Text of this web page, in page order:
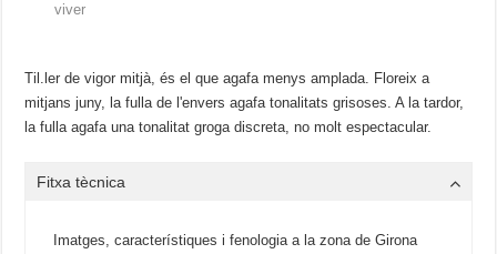
viver
Til.ler de vigor mitjà, és el que agafa menys amplada. Floreix a
mitjans juny, la fulla de l'envers agafa tonalitats grisoses. A la tardor,
la fulla agafa una tonalitat groga discreta, no molt espectacular.
Fitxa tècnica
Imatges, característiques i fenologia a la zona de Girona